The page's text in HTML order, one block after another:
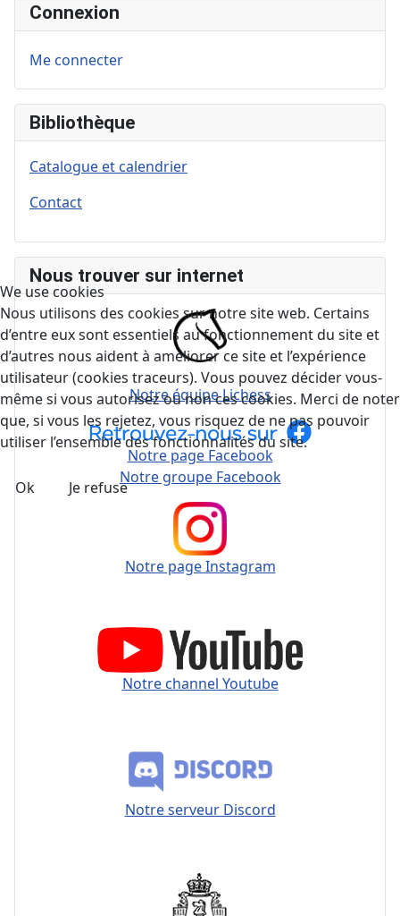
Connexion
Me connecter
Bibliothèque
Catalogue et calendrier
Contact
Nous trouver sur internet
Notre équipe Lichess
Notre page Facebook
Notre groupe Facebook
Notre page Instagram
Notre channel Youtube
Notre serveur Discord
We use cookies
Nous utilisons des cookies sur notre site web. Certains
d’entre eux sont essentiels au fonctionnement du site et
d’autres nous aident à améliorer ce site et l’expérience
utilisateur (cookies traceurs). Vous pouvez décider vous-
même si vous autorisez ou non ces cookies. Merci de noter
que, si vous les rejetez, vous risquez de ne pas pouvoir
utiliser l’ensemble des fonctionnalités du site.
Ok Je refuse